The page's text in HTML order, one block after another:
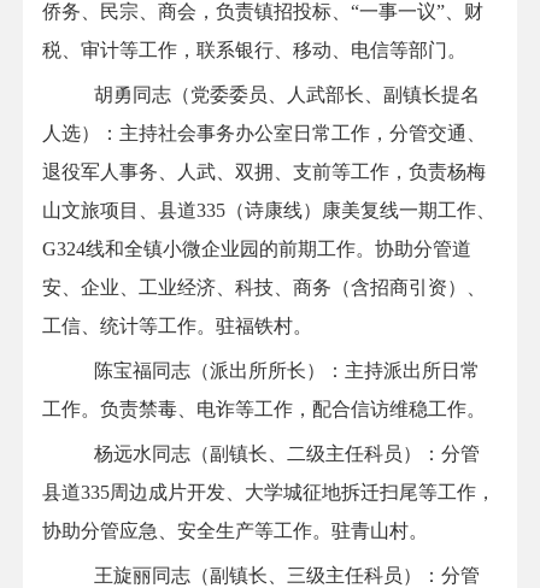
侨务、民宗、商会， 负责镇招投标、 “一事一议”、财
税、审计等工作，联系银行、移动、电信等部门。
胡勇 同志（党委委员、人武部长、 副镇长提名
人选）：主持社会事务办公室日常工作，分管交通、
退役军人事务、人武、双拥、支前等工作， 负责杨梅
山文旅项目、县道335 （诗康线）康美复线一期工作、
G324线和全镇小微企业园的前期工作。协助分管道
安、企业、工业经济、科技、商务（含招商引资）、
工信、统计等工作。 驻福铁村。
陈宝福 同志（派出所所长）：主持派出所日常
工作。负责禁毒、电诈等工作，配合信访维稳工作。
杨远水同志（副镇长、 二级主任科员）： 分管
县道335周边成片开发、大学城征地拆迁扫尾等工作 ，
协助分管应急、 安全生产等工作。 驻青山村。
王旋丽同志（副镇长、三级主任科员）： 分管